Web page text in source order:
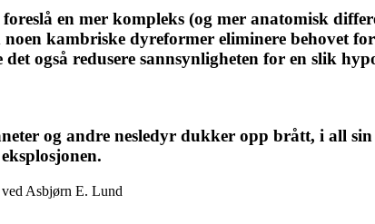
en mer kompleks (og mer anatomisk
kambriske dyreformer eliminere behovet
også redusere sannsynligheten for en slik
og andre nesledyr dukker opp brått, i all
Asbjørn E. Lund